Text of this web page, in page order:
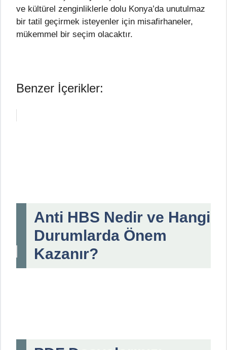
ve kültürel zenginliklerle dolu Konya’da unutulmaz
bir tatil geçirmek isteyenler için misafirhaneler,
mükemmel bir seçim olacaktır.
Benzer İçerikler:
Anti HBS Nedir ve Hangi
Durumlarda Önem
Kazanır?